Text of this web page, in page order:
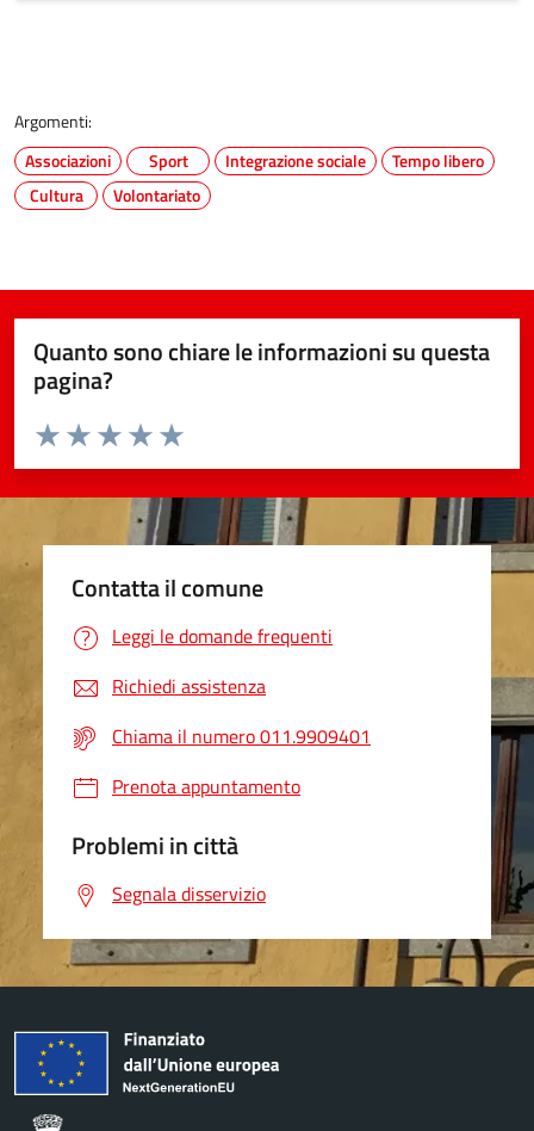
Argomenti:
Associazioni
Sport Integrazione sociale
Tempo libero
Cultura
Volontariato
Quanto sono chiare le informazioni su questa
pagina?
Valuta da 1 a 5 stelle la pagina
Valuta 5 stelle su 5
Valuta 4 stelle su 5
Valuta 3 stelle su 5
Valuta 2 stelle su 5
Valuta 1 stelle su 5
Contatta il comune
Leggi le domande frequenti
Richiedi assistenza
Chiama il numero 011.9909401
Prenota appuntamento
Problemi in città
Segnala disservizio